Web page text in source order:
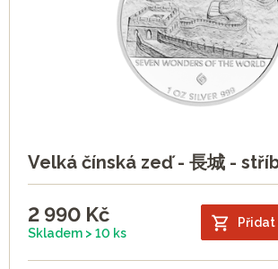
Velká čínská zeď - 長城 -
2 990 Kč
Skladem > 10 ks
Přidat